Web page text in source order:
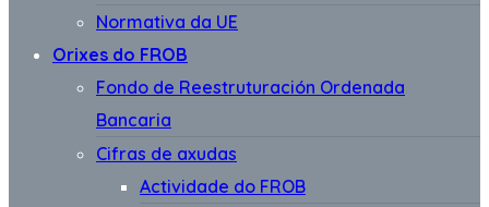
Normativa da UE
Orixes do FROB
Fondo de Reestruturación Ordenada
Bancaria
Cifras de axudas
Actividade do FROB